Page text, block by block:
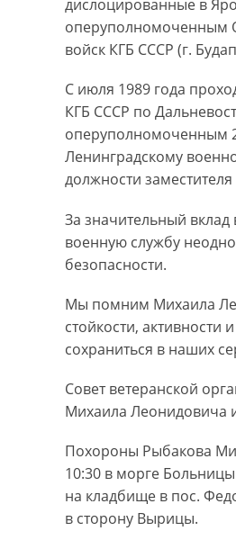
дислоцированные в
оперуполномоченным
войск КГБ СССР (г.
С июля 1989 года
КГБ СССР по
оперуполномоченным
Ленинградскому
должности
За значительный
военную службу
безопасности.
Мы помним Михаила
стойкости, активности
сохраниться в наших
Совет ветеранской
Михаила Леонидовича
Похороны Рыбакова
10:30 в морге
на кладбище в пос.
в сторону Вырицы.